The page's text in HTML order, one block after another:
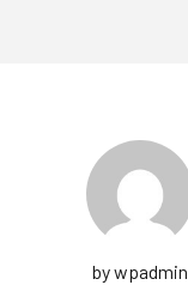
by wpadmin